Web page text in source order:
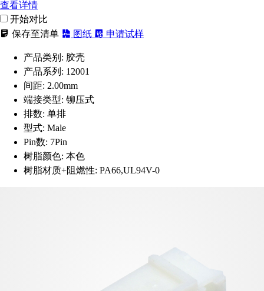
查看详情
开始对比
保存至清单
图纸 申请试样
产品类别: 胶壳
产品系列: 12001
间距: 2.00mm
端接类型: 铆压式
排数: 单排
型式: Male
Pin数: 7Pin
树脂颜色: 本色
树脂材质+阻燃性: PA66,UL94V-0